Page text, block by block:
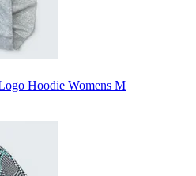
Hoodie Womens M